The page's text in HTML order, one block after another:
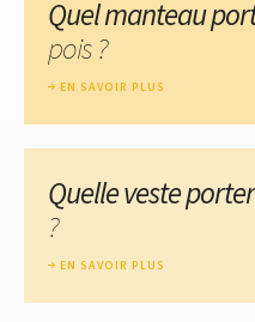
Quel manteau
pois ?
EN SAVOIR PLUS
Quelle veste
?
EN SAVOIR PLUS